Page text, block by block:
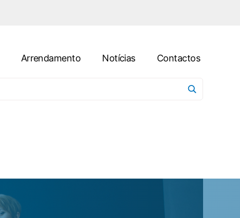
Arrendamento Notícias Contactos